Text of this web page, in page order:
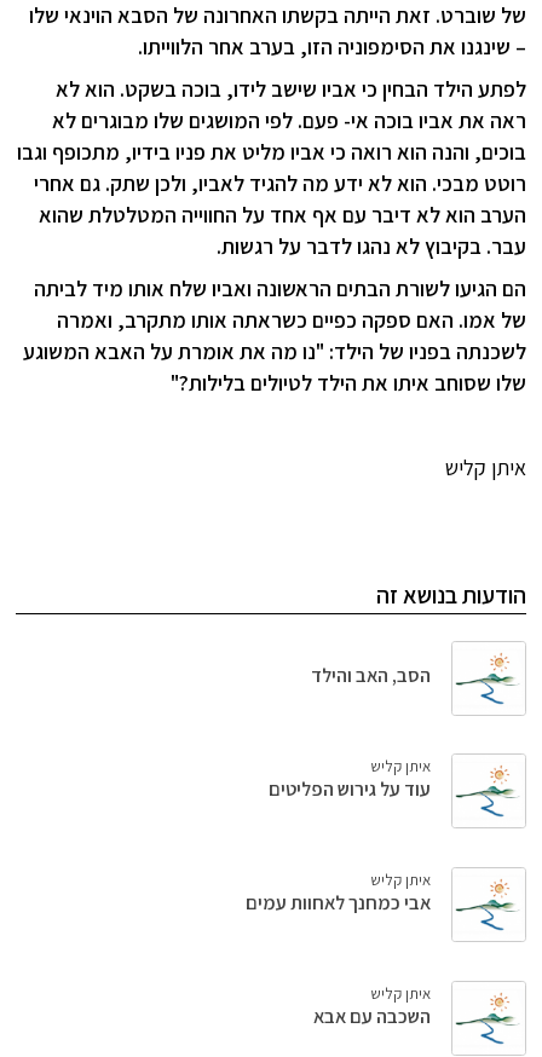
של שוברט. זאת הייתה בקשתו האחרונה של הסבא הוינאי שלו
– שינגנו את הסימפוניה הזו, בערב אחר הלווייתו.
לפתע הילד הבחין כי אביו שישב לידו, בוכה בשקט. הוא לא
ראה את אביו בוכה אי- פעם. לפי המושגים שלו מבוגרים לא
בוכים, והנה הוא רואה כי אביו מליט את פניו בידיו, מתכופף וגבו
רוטט מבכי. הוא לא ידע מה להגיד לאביו, ולכן שתק. גם אחרי
הערב הוא לא דיבר עם אף אחד על החווייה המטלטלת שהוא
עבר. בקיבוץ לא נהגו לדבר על רגשות.
הם הגיעו לשורת הבתים הראשונה ואביו שלח אותו מיד לביתה
של אמו. האם ספקה כפיים כשראתה אותו מתקרב, ואמרה
לשכנתה בפניו של הילד: "נו מה את אומרת על האבא המשוגע
שלו שסוחב איתו את הילד לטיולים בלילות?"
איתן קליש
הודעות בנושא זה
הסב, האב והילד
איתן קליש
עוד על גירוש הפליטים
איתן קליש
אבי כמחנך לאחוות עמים
איתן קליש
השכבה עם אבא